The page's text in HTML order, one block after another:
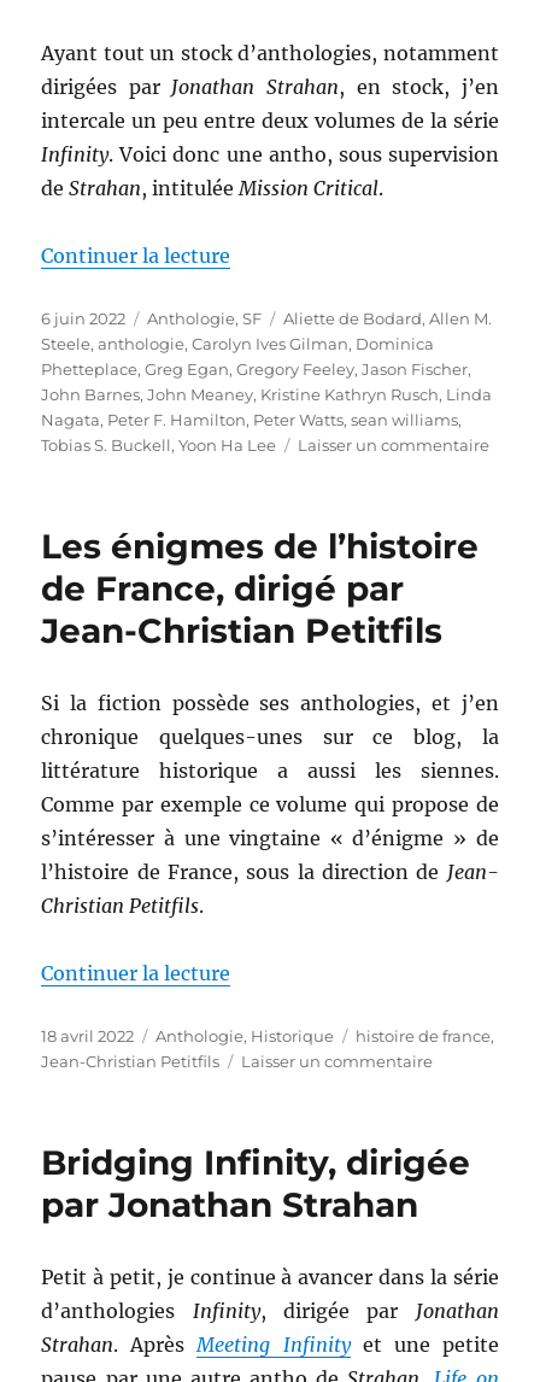
volume
2,
dirigée
Jean
Lopez
Wieviorka
Ayant tout un stock d’anthologies, notamment
dirigées par Jonathan Strahan, en stock, j’en
intercale un peu entre deux volumes de la série
Infinity. Voici donc une antho, sous supervision
deStrahan, intituléeMission Critical.
Continuer la lecture
Publié
le
6 juin 2022 Catégories
Anthologie,SF Étiquettes
Aliette de Bodard,Allen M.
Steele,anthologie,Carolyn Ives Gilman, Dominica
Phetteplace,Greg Egan,Gregory Feeley,Jason Fischer,
John Barnes,John Meaney, Kristine Kathryn Rusch, Linda
Nagata, Peter F. Hamilton, Peter Watts,sean williams,
Tobias S. Buckell,Yoon Ha Lee Laisser un commentairesur
Les énigmes de l’histoire
de France, dirigé par
Jean-Christian Petitfils
Si la fiction possède ses anthologies, et j’en
chronique quelques-unes sur ce blog, la
littérature historique a aussi les siennes.
Comme par exemple ce volume qui propose de
s’intéresser à une vingtaine « d’énigme » de
l’histoire de France, sous la direction de Jean-
Christian Petitfils.
Continuer la lecture
Publié
le
18 avril 2022 Catégories
Anthologie, Historique Étiquettes
histoire de france,
Jean-Christian Petitfils
Laisser un commentairesur
l’histoire
Jean-
Christian
Petitfils
Bridging Infinity, dirigée
par Jonathan Strahan
Petit à petit, je continue à avancer dans la série
d’anthologies Infinity, dirigée par Jonathan
Strahan. AprèsMeeting Infinityet une petite